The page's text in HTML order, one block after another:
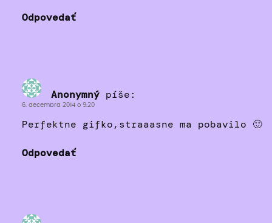
Odpovedať
Anonymný píše:
6. decembra 2014 o 9:20
Perfektne gifko,straaasne ma pobavilo 🙂
Odpovedať